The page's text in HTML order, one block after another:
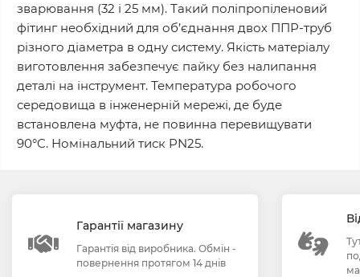
зварювання (32 і 25 мм). Такий поліпропіленовий
фітинг необхідний для об’єднання двох ППР-труб
різного діаметра в одну систему. Якість матеріалу
виготовлення забезпечує пайку без налипання
деталі на інструмент. Температура робочого
середовища в інженерній мережі, де буде
встановлена муфта, не повинна перевищувати
90°C. Номінальний тиск PN25.
Гарантії магазину
Гарантія від виробника. Обмін -
повернення протягом 14 днів